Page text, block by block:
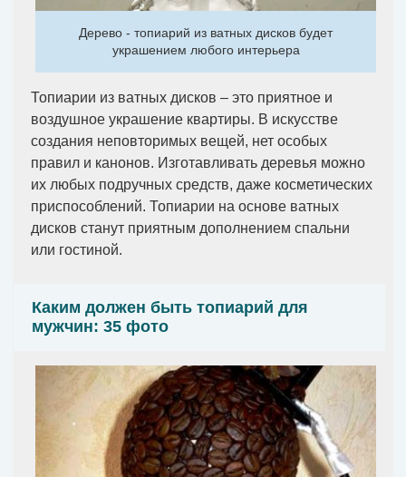
Дерево - топиарий из ватных дисков будет
украшением любого интерьера
Топиарии из ватных дисков – это приятное и
воздушное украшение квартиры. В искусстве
создания неповторимых вещей, нет особых
правил и канонов. Изготавливать деревья можно
их любых подручных средств, даже косметических
приспособлений. Топиарии на основе ватных
дисков станут приятным дополнением спальни
или гостиной.
Каким должен быть топиарий для
мужчин: 35 фото